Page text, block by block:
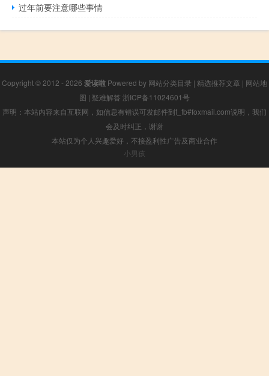
过年前要注意哪些事情
Copyright © 2012 - 2026 爱读啦 Powered by 网站分类目录 | 精选推荐文章 | 网站地
图 | 疑难解答 浙ICP备11024601号
声明：本站内容来自互联网，如信息有错误可发邮件到f_fb#foxmail.com说明，我们
会及时纠正，谢谢
本站仅为个人兴趣爱好，不接盈利性广告及商业合作
小男孩